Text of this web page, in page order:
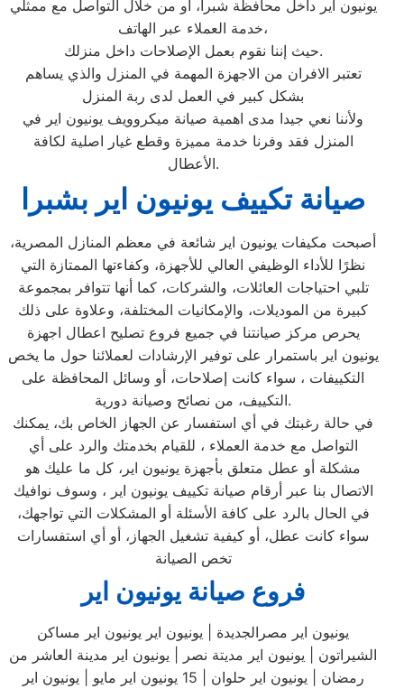
يونيون اير داخل محافظة شبرا، أو من خلال التواصل مع ممثلي
خدمة العملاء عبر الهاتف،
حيث إننا نقوم بعمل الإصلاحات داخل منزلك.
تعتبر الافران من الاجهزة المهمة في المنزل والذي يساهم
بشكل كبير في العمل لدى ربة المنزل
ولأننا نعي جيدا مدى اهمية صيانة ميكروويف يونيون اير في
المنزل فقد وفرنا خدمة مميزة وقطع غيار اصلية لكافة
الأعطال.
صيانة تكييف يونيون اير بشبرا
أصبحت مكيفات يونيون اير شائعة في معظم المنازل المصرية،
نظرًا للأداء الوظيفي العالي للأجهزة، وكفاءتها الممتازة التي
تلبي احتياجات العائلات، والشركات، كما أنها تتوافر بمجموعة
كبيرة من الموديلات، والإمكانيات المختلفة، وعلاوة على ذلك
يحرص مركز صيانتنا في جميع فروع تصليح اعطال اجهزة
يونيون اير باستمرار على توفير الإرشادات لعملائنا حول ما يخص
التكييفات ، سواء كانت إصلاحات، أو وسائل المحافظة على
التكييف، من نصائح وصيانة دورية.
في حالة رغبتك في أي استفسار عن الجهاز الخاص بك، يمكنك
التواصل مع خدمة العملاء ، للقيام بخدمتك والرد على أي
مشكلة أو عطل متعلق بأجهزة يونيون اير، كل ما عليك هو
الاتصال بنا عبر أرقام صيانة تكييف يونيون اير ، وسوف نوافيك
في الحال بالرد على كافة الأسئلة أو المشكلات التي تواجهك،
سواء كانت عطل، أو كيفية تشغيل الجهاز، أو أي استفسارات
تخص الصيانة
فروع صيانة يونيون اير
يونيون اير مصرالجديدة | يونيون اير يونيون اير مساكن
الشيراتون | يونيون اير مديتة نصر | يونيون اير مدينة العاشر من
رمضان | يونيون اير حلوان | 15 يونيون اير مايو | يونيون اير